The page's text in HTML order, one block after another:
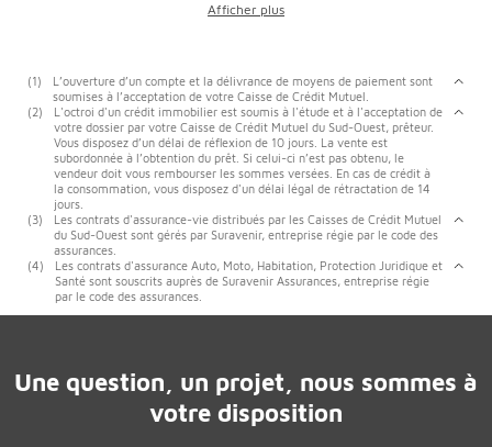
(1)
L’ouverture d’un compte et la délivrance de moyens de paiement sont
soumises à l’acceptation de votre Caisse de Crédit Mutuel.
(2)
L'octroi d'un crédit immobilier est soumis à l'étude et à l'acceptation de
votre dossier par votre Caisse de Crédit Mutuel du Sud-Ouest, prêteur.
Vous disposez d’un délai de réflexion de 10 jours. La vente est
subordonnée à l’obtention du prêt. Si celui-ci n’est pas obtenu, le
vendeur doit vous rembourser les sommes versées. En cas de crédit à
la consommation, vous disposez d'un délai légal de rétractation de 14
jours.
(3)
Les contrats d'assurance-vie distribués par les Caisses de Crédit Mutuel
du Sud-Ouest sont gérés par Suravenir, entreprise régie par le code des
assurances.
(4)
Les contrats d'assurance Auto, Moto, Habitation, Protection Juridique et
Santé sont souscrits auprès de Suravenir Assurances, entreprise régie
par le code des assurances.
Une question, un projet, nous sommes à
votre disposition